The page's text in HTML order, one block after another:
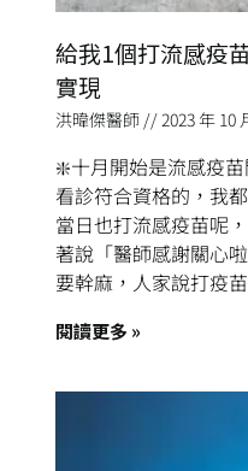
給我1個打流感疫
實現
洪暐傑醫師 2023 年 10
❇️十月開始是流感疫
看診符合資格的，我
當日也打流感疫苗呢
著說「醫師感謝關心
要幹麻，人家說打疫
閱讀更多 »